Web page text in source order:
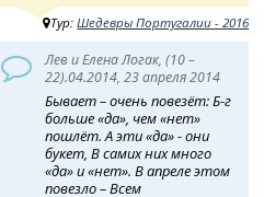
Тур:Шедевры Португалии - 2016
Лев и Елена Логак, (10 –
22).04.2014, 23 апреля 2014
Бывает – очень повезёт: Б-г
больше «да», чем «нет»
пошлёт. А эти «да» - они
букет, В самих них много
«да» и «нет». В апреле этом
повезло – Всем